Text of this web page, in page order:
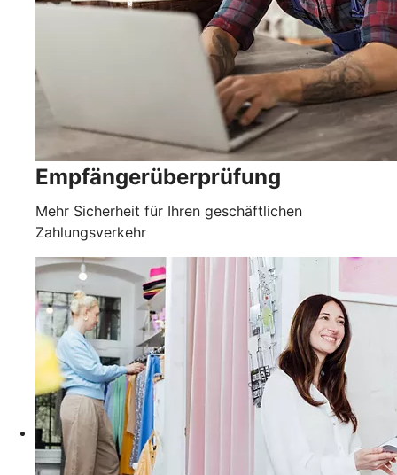
Empfängerüberprüfung
Mehr Sicherheit für Ihren geschäftlichen
Zahlungsverkehr